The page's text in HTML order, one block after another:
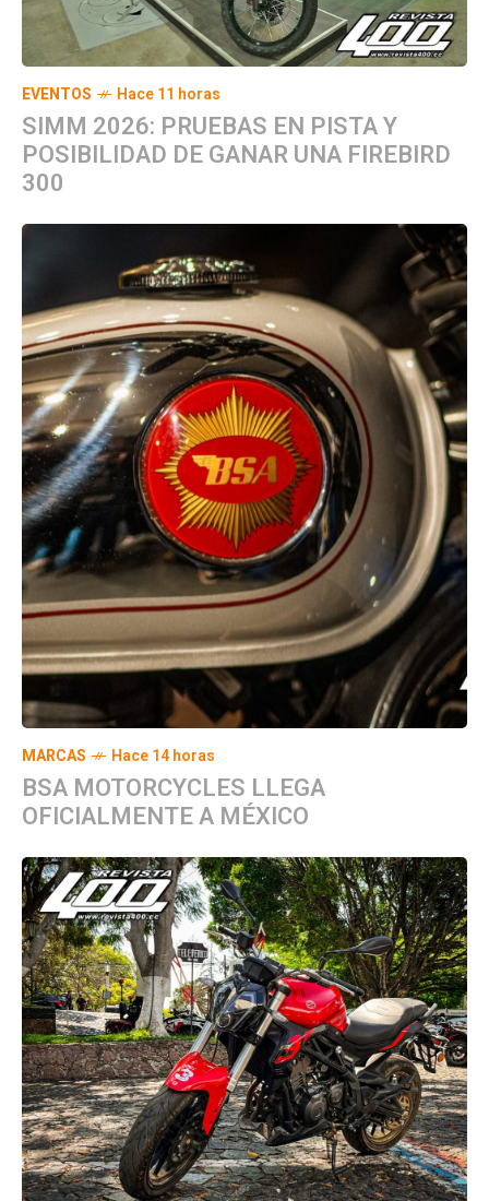
EVENTOS Hace 11 horas
SIMM 2026: PRUEBAS EN PISTA Y
POSIBILIDAD DE GANAR UNA FIREBIRD
300
MARCAS Hace 14 horas
BSA MOTORCYCLES LLEGA
OFICIALMENTE A MÉXICO